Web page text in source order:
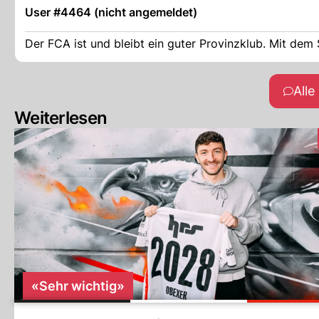
User #4464 (nicht angemeldet)
Der FCA ist und bleibt ein guter Provinzklub. Mit dem
Weiterlesen
«Sehr wichtig»